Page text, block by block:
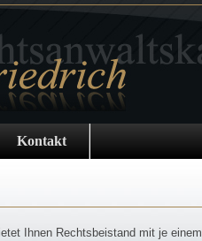
Kontakt
Ihnen Rechtsbeistand mit je einem